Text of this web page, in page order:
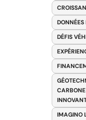
DONNÉES
DÉFIS
IMAGINO